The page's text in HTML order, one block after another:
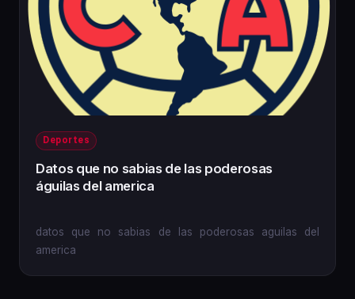
Deportes
Datos que no sabias de las poderosas
águilas del america
d atos que no sabias de las poderosas aguilas del
america